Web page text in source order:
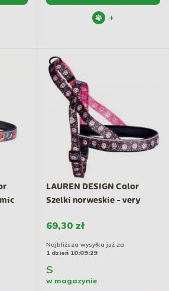
+
LAUREN DESIGN Color
Szelki norweskie - very
69,30 zł
Najbliższa wysyłka już za
1 dzień 10:09:29
S
w magazynie